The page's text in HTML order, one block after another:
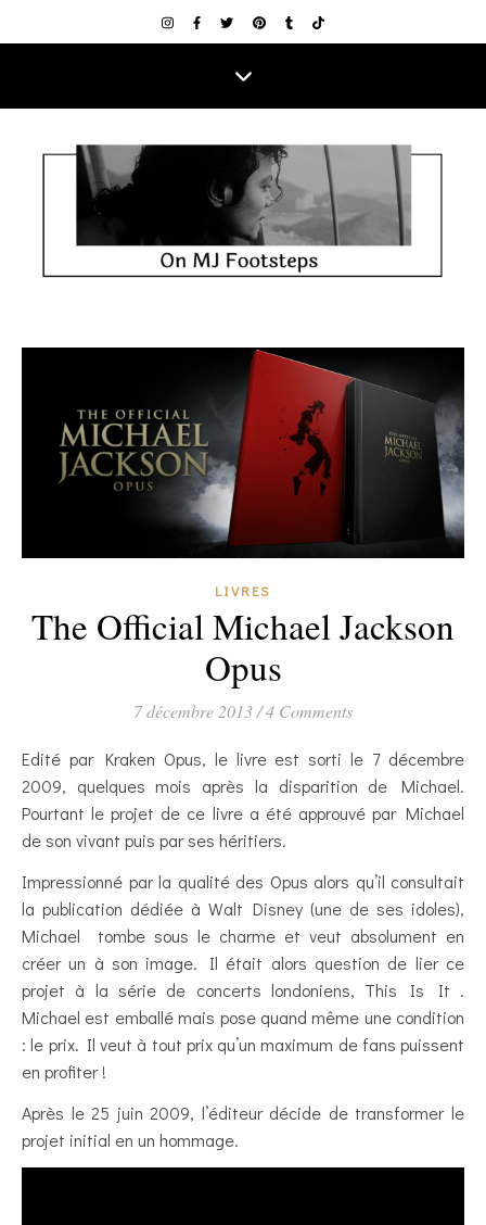
LIVRES
The Official Michael Jackson
Opus
7 décembre 2013/4 Comments
Edité par Kraken Opus, le livre est sorti le 7 décembre
2009, quelques mois après la disparition de Michael.
Pourtant le projet de ce livre a été approuvé par Michael
de son vivant puis par ses héritiers.
Impressionné par la qualité des Opus alors qu’il consultait
la publication dédiée à Walt Disney (une de ses idoles),
Michael tombe sous le charme et veut absolument en
créer un à son image. Il était alors question de lier ce
projet à la série de concerts londoniens, This Is It .
Michael est emballé mais pose quand même une condition
: le prix. Il veut à tout prix qu’un maximum de fans puissent
en profiter !
Après le 25 juin 2009, l’éditeur décide de transformer le
projet initial en un hommage.